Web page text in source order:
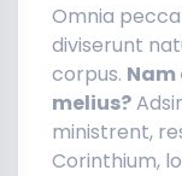
Omnia
diviserunt
corpus.
melius?
ministrent,
Corinthium,